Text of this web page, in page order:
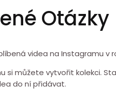
Otázky
videa na Instagramu v
si můžete vytvořit kolekci.
do ní přidávat.